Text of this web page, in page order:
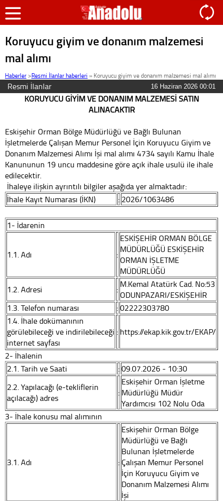
Koruyucu giyim ve donanım malzemesi
mal alımı
Haberler >Resmi İlanlar haberleri » Koruyucu giyim ve donanım malzemesi mal alımı
Resmi İlanlar 16 Haziran 2026 00:01
KORUYUCU GİYİM VE DONANIM MALZEMESİ SATIN
ALINACAKTIR
Eskişehir Orman Bölge Müdürlüğü ve Bağlı Bulunan
İşletmelerde Çalışan Memur Personel İçin Koruyucu Giyim ve
Donanım Malzemesi Alımı İşi mal alımı 4734 sayılı Kamu İhale
Kanununun 19 uncu maddesine göre açık ihale usulü ile ihale
edilecektir.
İhaleye ilişkin ayrıntılı bilgiler aşağıda yer almaktadır:
İhale Kayıt Numarası (İKN)
: 2026/1063486
1- İdarenin
1.1. Adı :
ESKİŞEHİR ORMAN BÖLGE
MÜDÜRLÜĞÜ ESKİŞEHİR
ORMAN İŞLETME
MÜDÜRLÜĞÜ
1.2. Adresi
: M.Kemal Atatürk Cad. No:53
ODUNPAZARI/ESKİŞEHİR
1.3. Telefon numarası
:02222303780
1.4. İhale dokümanının
görülebileceği ve indirilebileceği
internet sayfası
: https://ekap.kik.gov.tr/EKAP/
2- İhalenin
2.1. Tarih ve Saati
:09.07.2026 - 10:30
2.2. Yapılacağı (e-tekliflerin
açılacağı) adres
:
Eskişehir Orman İşletme
Müdürlüğü Müdür
Yardımcısı 102 Nolu Oda
3- İhale konusu mal alımının
3.1. Adı :
Eskişehir Orman Bölge
Müdürlüğü ve Bağlı
Bulunan İşletmelerde
Çalışan Memur Personel
İçin Koruyucu Giyim ve
Donanım Malzemesi Alımı
İşi